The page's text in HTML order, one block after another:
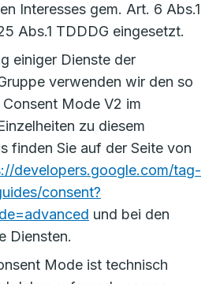
Interesses gem. Art. 6 Abs.1
Abs.1 TDDDG eingesetzt.
einiger Dienste der
verwenden wir den so
Mode V2 im
zu diesem
finden Sie auf der Seite von
developers.google.com/tag-
consent?
und bei den
Diensten.
Mode ist technisch